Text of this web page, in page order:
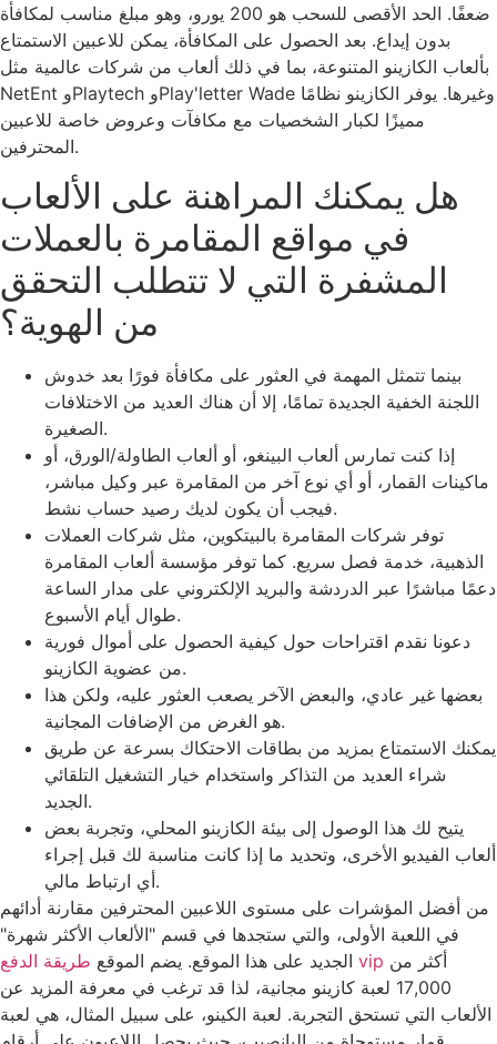
ضعفًا. الحد الأقصى للسحب هو 200 يورو، وهو مبلغ مناسب لمكافأة
بدون إيداع. بعد الحصول على المكافأة، يمكن للاعبين الاستمتاع
بألعاب الكازينو المتنوعة، بما في ذلك ألعاب من شركات عالمية مثل
NetEnt وPlaytech وPlay'letter Wade وغيرها. يوفر الكازينو نظامًا
مميزًا لكبار الشخصيات مع مكافآت وعروض خاصة للاعبين
المحترفين.
هل يمكنك المراهنة على الألعاب
في مواقع المقامرة بالعملات
المشفرة التي لا تتطلب التحقق
من الهوية؟
بينما تتمثل المهمة في العثور على مكافأة فورًا بعد خدوش
اللجنة الخفية الجديدة تمامًا، إلا أن هناك العديد من الاختلافات
الصغيرة.
إذا كنت تمارس ألعاب البينغو، أو ألعاب الطاولة/الورق، أو
ماكينات القمار، أو أي نوع آخر من المقامرة عبر وكيل مباشر،
فيجب أن يكون لديك رصيد حساب نشط.
توفر شركات المقامرة بالبيتكوين، مثل شركات العملات
الذهبية، خدمة فصل سريع. كما توفر مؤسسة ألعاب المقامرة
دعمًا مباشرًا عبر الدردشة والبريد الإلكتروني على مدار الساعة
طوال أيام الأسبوع.
دعونا نقدم اقتراحات حول كيفية الحصول على أموال فورية
من عضوية الكازينو.
بعضها غير عادي، والبعض الآخر يصعب العثور عليه، ولكن هذا
هو الغرض من الإضافات المجانية.
يمكنك الاستمتاع بمزيد من بطاقات الاحتكاك بسرعة عن طريق
شراء العديد من التذاكر واستخدام خيار التشغيل التلقائي
الجديد.
يتيح لك هذا الوصول إلى بيئة الكازينو المحلي، وتجربة بعض
ألعاب الفيديو الأخرى، وتحديد ما إذا كانت مناسبة لك قبل إجراء
أي ارتباط مالي.
من أفضل المؤشرات على مستوى اللاعبين المحترفين مقارنة أدائهم
في اللعبة الأولى، والتي ستجدها في قسم "الألعاب الأكثر شهرة"
الجديد على هذا الموقع. يضم الموقع طريقة الدفع vip
17,000 لعبة كازينو مجانية، لذا قد ترغب في معرفة المزيد عن
الألعاب التي تستحق التجربة. لعبة الكينو، على سبيل المثال، هي لعبة